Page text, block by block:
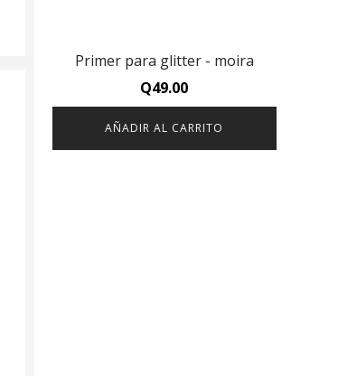
Primer para glitter - moira
Q49.00
AÑADIR AL CARRITO